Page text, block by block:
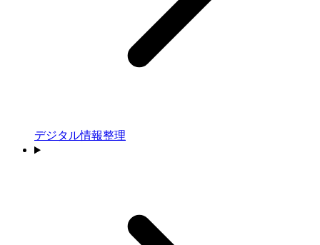
デジタル情報整理